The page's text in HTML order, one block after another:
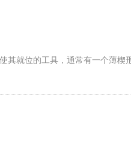
其就位的工具，通常有一个薄